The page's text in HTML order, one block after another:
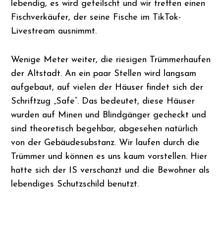
lebendig, es wird gefeilscht und wir treffen einen
Fischverkäufer, der seine Fische im TikTok-
Livestream ausnimmt.
Wenige Meter weiter, die riesigen Trümmerhaufen
der Altstadt. An ein paar Stellen wird langsam
aufgebaut, auf vielen der Häuser findet sich der
Schriftzug „Safe“. Das bedeutet, diese Häuser
wurden auf Minen und Blindgänger gecheckt und
sind theoretisch begehbar, abgesehen natürlich
von der Gebäudesubstanz. Wir laufen durch die
Trümmer und können es uns kaum vorstellen. Hier
hatte sich der IS verschanzt und die Bewohner als
lebendiges Schutzschild benutzt.